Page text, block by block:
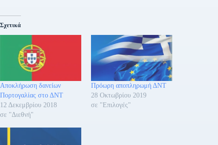
Σχετικά
Αποκλήρωση δανείων
Πορτογαλίας στο ΔΝΤ
12 Δεκεμβρίου 2018
σε "Διεθνή"
Πρόωρη αποπληρωμή ΔΝΤ
28 Οκτωβρίου 2019
σε "Επιλογές"